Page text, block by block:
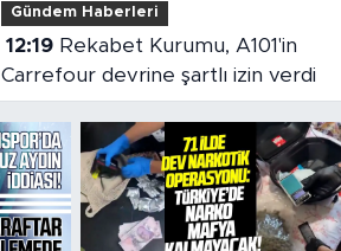
Gündem Haberleri
12:19Rekabet Kurumu, A101'in
Carrefour devrine şartlı izin verdi